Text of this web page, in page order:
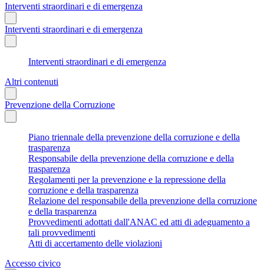
Interventi straordinari e di emergenza
Interventi straordinari e di emergenza
Interventi straordinari e di emergenza
Altri contenuti
Prevenzione della Corruzione
Piano triennale della prevenzione della corruzione e della
trasparenza
Responsabile della prevenzione della corruzione e della
trasparenza
Regolamenti per la prevenzione e la repressione della
corruzione e della trasparenza
Relazione del responsabile della prevenzione della corruzione
e della trasparenza
Provvedimenti adottati dall'ANAC ed atti di adeguamento a
tali provvedimenti
Atti di accertamento delle violazioni
Accesso civico